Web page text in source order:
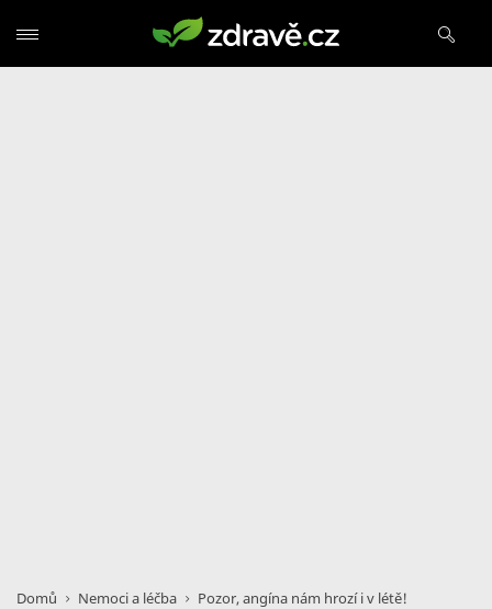
Domů Nemoci a léčba Pozor, angína nám hrozí i v létě!